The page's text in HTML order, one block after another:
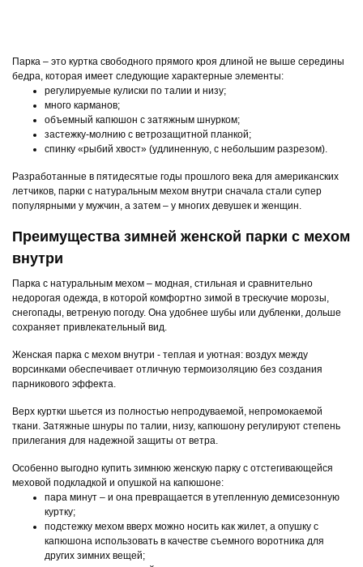
Парка – это куртка свободного прямого кроя длиной не выше середины
бедра, которая имеет следующие характерные элементы:
регулируемые кулиски по талии и низу;
много карманов;
объемный капюшон с затяжным шнурком;
застежку-молнию с ветрозащитной планкой;
спинку «рыбий хвост» (удлиненную, с небольшим разрезом).
Разработанные в пятидесятые годы прошлого века для американских
летчиков, парки с натуральным мехом внутри сначала стали супер
популярными у мужчин, а затем – у многих девушек и женщин.
Преимущества зимней женской парки с мехом
внутри
Парка с натуральным мехом – модная, стильная и сравнительно
недорогая одежда, в которой комфортно зимой в трескучие морозы,
снегопады, ветреную погоду. Она удобнее шубы или дубленки, дольше
сохраняет привлекательный вид.
Женская парка с мехом внутри - теплая и уютная: воздух между
ворсинками обеспечивает отличную термоизоляцию без создания
парникового эффекта.
Верх куртки шьется из полностью непродуваемой, непромокаемой
ткани. Затяжные шнуры по талии, низу, капюшону регулируют степень
прилегания для надежной защиты от ветра.
Особенно выгодно купить зимнюю женскую парку с отстегивающейся
меховой подкладкой и опушкой на капюшоне:
пара минут – и она превращается в утепленную демисезонную
куртку;
подстежку мехом вверх можно носить как жилет, а опушку с
капюшона использовать в качестве съемного воротника для
других зимних вещей;